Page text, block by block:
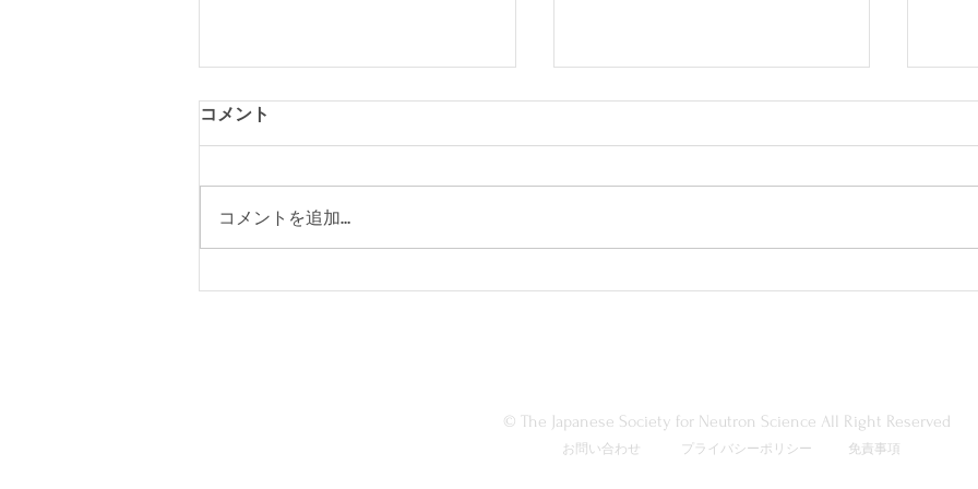
教員公募情報 東北大学金属
の公募情報が公開されました。
【公募概要】 公募人員：助教 1
JASRI公募情報 加速器部門
------------------------------
郡佐用町光都1-1-1 締め切
り：2026年8月31日
J-
ギ
コメント
コメントを追加…
© The Japanese Society for Neutron Science All Right Reserved
お問い合わせ プライバシーポリシー 免責事項